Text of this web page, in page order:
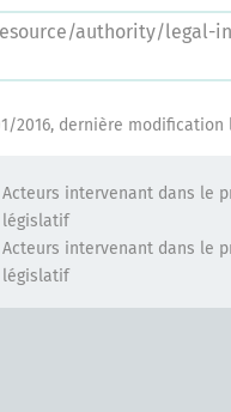
authority/legal-
2016, dernière modification
Acteurs intervenant dans le
législatif
Acteurs intervenant dans le
législatif